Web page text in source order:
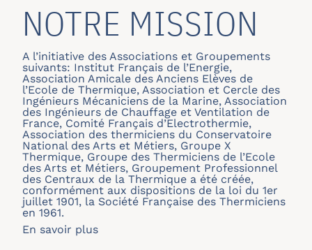
NOTRE MISSION
A l’initiative des Associations et Groupements
suivants: Institut Français de l’Energie,
Association Amicale des Anciens Elèves de
l’Ecole de Thermique, Association et Cercle des
Ingénieurs Mécaniciens de la Marine, Association
des Ingénieurs de Chauffage et Ventilation de
France, Comité Français d’Electrothermie,
Association des thermiciens du Conservatoire
National des Arts et Métiers, Groupe X
Thermique, Groupe des Thermiciens de l’Ecole
des Arts et Métiers, Groupement Professionnel
des Centraux de la Thermique a été créée,
conformément aux dispositions de la loi du 1er
juillet 1901, la Société Française des Thermiciens
en 1961.
En savoir plus